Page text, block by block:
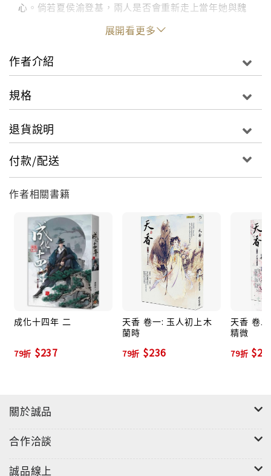
心。倘若夏侯渝登基，兩人是否會重新走上當年她與魏
臨的路？一旦坐上那個位置，真有一人能堅守本心，惜
取身邊人，年年歲歲儷影成雙？本書特色：★晉江文學
網銷售金榜作者夢溪石，知名作品有《成化十四年》、
《天之驕女》、《我的世界分你一半》等，同時擅長言
風聞名。★生在公卿世家，是不是永遠就只能困在內宅
卻不落俗套，細膩中別有大氣典雅，讓顧香生一路走
最終卷收錄繁體版獨家番外篇。文摘 第一百二十章瞧著
他腳步輕快的背影，夏侯禮微哼一聲。樂正忍笑道：
「奴婢看著，五殿下還真有點陛下年輕時的影子。」夏
侯禮不以為然：「朕怎麼沒瞧出來，他身上有哪一點像
朕？」樂正道：「奴婢說了，陛下可不能生氣。」夏侯
禮哼道：「愛說便說，不說拉倒！」樂正道：「俗話
說，龍生九子，各有不同，大殿下勇猛，三殿下平和，
五殿下活潑，六殿下文雅，七殿下謹言慎行，八殿下跳
脫，依奴婢看，陛下年輕的時候，面上有些嚴肅，七殿
下正隨了您，可內心卻有股活潑氣，這點卻是被五殿下
繼承了。」夏侯禮微哂：「你這話說得委實太客氣了，
什麼大殿下勇猛，三殿下平和，老三那是平庸，老大則
是有勇無謀！」樂正道：「大殿下之勇，世人皆知，能
笑奉上：「大殿下給了這個，奴婢還未打開來看呢。」
打開一看，果然是一塊通體玲瓏剔透的美玉。夏侯禮嗤
笑：「他還挺捨得下本錢，既然給了你，就收著吧！」
展開看更多
作者介紹
規格
退貨說明
付款/配送
作者相關書籍
成化十四年 二
79折 $237
天香 卷一: 玉人初上木
蘭時
79折 $236
天香 卷
精微
79折
關於誠品
合作洽談
誠品線上